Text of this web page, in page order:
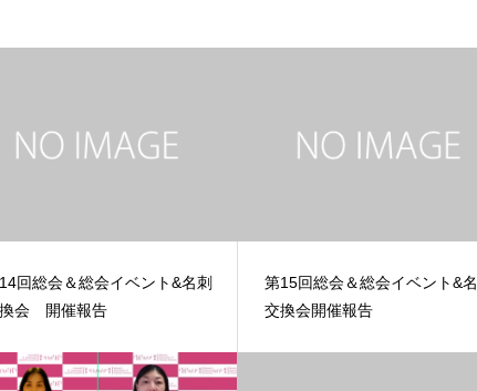
回総会＆総会イベント&名刺
会 開催報告
第15回総会＆総会イベント&
交換会開催報告